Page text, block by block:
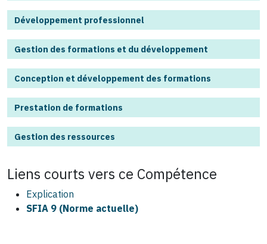
Développement professionnel
Gestion des formations et du développement
Conception et développement des formations
Prestation de formations
Gestion des ressources
Liens courts vers ce Compétence
Explication
SFIA 9 (Norme actuelle)